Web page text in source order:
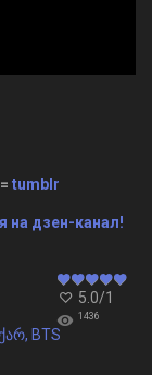
tumblr
на дзен-канал!
5.0/1
1436
, BTS